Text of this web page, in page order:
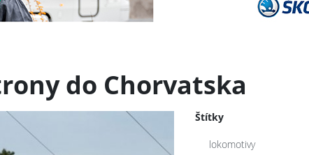
do Chorvatska
Štítky
lokomotivy